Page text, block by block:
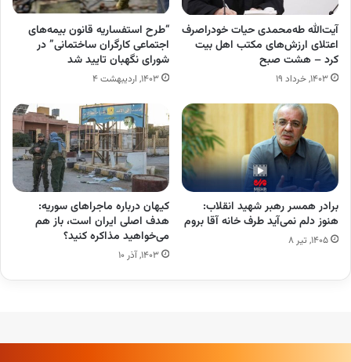
آیت‌الله طه‌محمدی حیات خودراصرف
اعتلای ارزش‏‌های مکتب اهل بیت
کرد – هشت صبح
۱۴۰۳, خرداد ۱۹
“طرح استفساریه قانون بیمه‌های
اجتماعی کارگران ساختمانی” در
شورای نگهبان تایید شد
۱۴۰۳, اردیبهشت ۴
برادر همسر رهبر شهید انقلاب:
هنوز دلم نمی‌آید طرف خانه آقا بروم
۱۴۰۵, تیر ۸
کیهان درباره ماجراهای سوریه:
هدف اصلی ایران است، باز هم
می‌خواهید مذاکره کنید؟
۱۴۰۳, آذر ۱۰